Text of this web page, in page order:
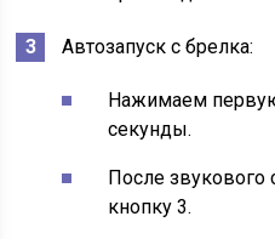
Автозапуск с брелка:
Нажимаем
секунды.
После звукового
кнопку 3.